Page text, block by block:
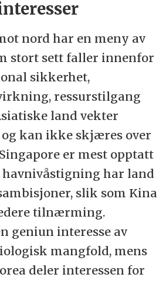
nord har en meny av
stort sett faller innenfor
sikkerhet,
ressurstilgang
land vekter
kan ikke skjæres over
er mest opptatt
havnivåstigning har land
slik som Kina
tilnærming.
geniun interesse av
mangfold, mens
deler interessen for